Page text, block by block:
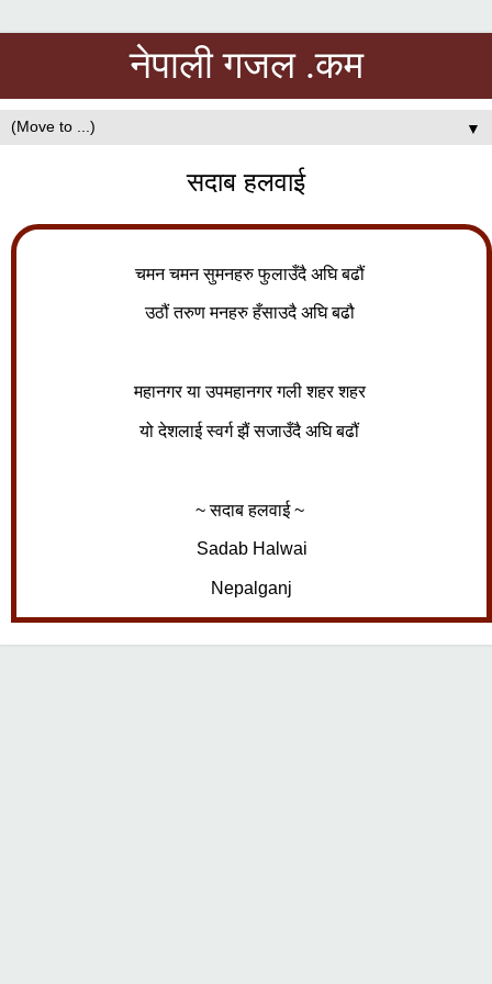
नेपाली गजल .कम
▼
सदाब हलवाई
चमन चमन सुमनहरु फुलाउँदै अघि बढौं
उठौं तरुण मनहरु हँसाउदै अघि बढौ
महानगर या उपमहानगर गली शहर शहर
यो देशलाई स्वर्ग झैं सजाउँदै अघि बढौं
~ सदाब हलवाई ~
Sadab Halwai
Nepalganj